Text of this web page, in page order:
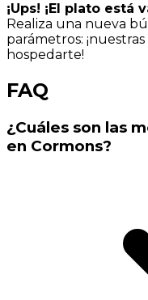
¡Ups! ¡El plato está
Realiza una nueva
parámetros:
hospedarte!
FAQ
¿Cuáles son las
en Cormons?